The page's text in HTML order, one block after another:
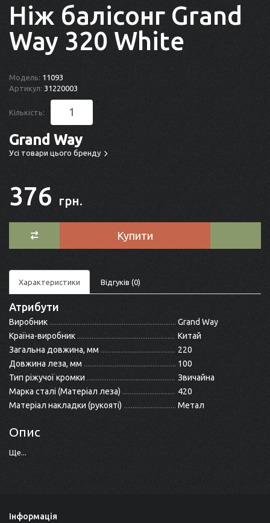
Ніж балісонг Grand
Way 320 White
Модель: 11093
Артикул: 31220003
Кількість:
Grand Way
Усі товари цього бренду
376 грн.
Купити
Характеристики Відгуків (0)
Атрибути
Виробник
Grand Way
Країна-виробник
Китай
Загальна довжина, мм
220
Довжина леза, мм
100
Тип ріжучої кромки
Звичайна
Марка сталі (Матеріал леза)
420
Матеріал накладки (рукояті)
Метал
Опис
Ще...
Інформація